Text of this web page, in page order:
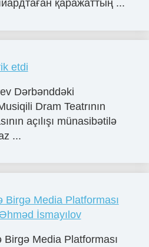
қаражаттың ...
etdi
Dərbənddəki
Dram Teatrının
açılışı münasibətilə
...
Birgə Media Platforması
İsmayılov
Media Platforması